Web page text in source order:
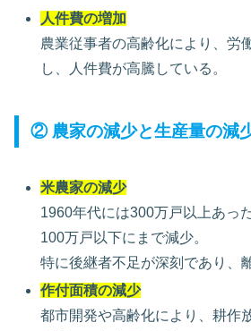
人件費の増加
農業従事者の高齢化により、労
し、人件費が高騰している。
② 農家の減少と生産量の減
米農家の減少
1960年代には300万戸以上あっ
100万戸以下にまで減少。
特に後継者不足が深刻であり、
作付面積の減少
都市開発や高齢化により、耕作